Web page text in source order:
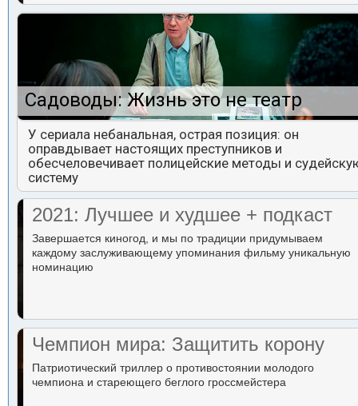
Садоводы: Жизнь это не театр
У сериала небанальная, острая позиция: он
оправдывает настоящих преступников и
обесчеловечивает полицейские методы и
систему
2021: Лучшее и худшее + подкаст
Завершается киногод, и мы по традиции придумываем
каждому заслуживающему упоминания фильму уникальную
номинацию
Чемпион мира: Защитить корону
Патриотический триллер о противостоянии молодого
чемпиона и стареющего беглого гроссмейстера